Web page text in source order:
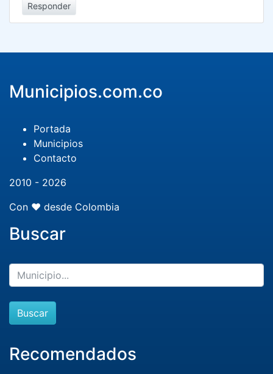
Responder
Municipios.com.co
Portada
Municipios
Contacto
2010 - 2026
Con ❤️ desde Colombia
Buscar
Buscar
Recomendados